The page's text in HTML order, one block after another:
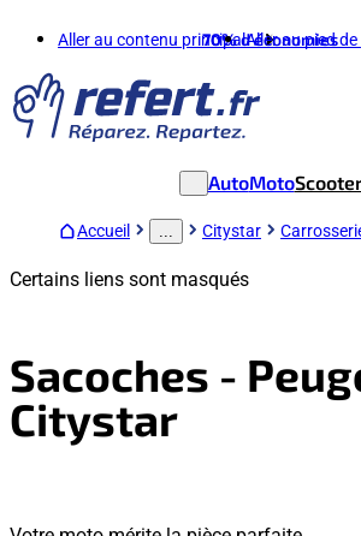
Aller au contenu principalAller au pied
70%d'économies
AutoMoto
Accueil Citystar
Certains liens sont masqués
Sacoches -
Citystar